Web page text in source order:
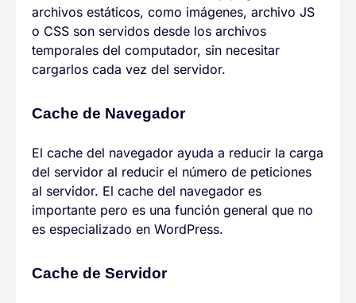
archivos estáticos, como imágenes, archivo JS
o CSS son servidos desde los archivos
temporales del computador, sin necesitar
cargarlos cada vez del servidor.
Cache de Navegador
El cache del navegador ayuda a reducir la carga
del servidor al reducir el número de peticiones
al servidor. El cache del navegador es
importante pero es una función general que no
es especializado en WordPress.
Cache de Servidor